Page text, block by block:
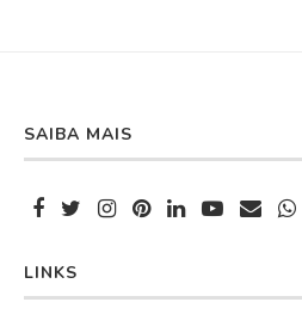
SAIBA MAIS
LINKS